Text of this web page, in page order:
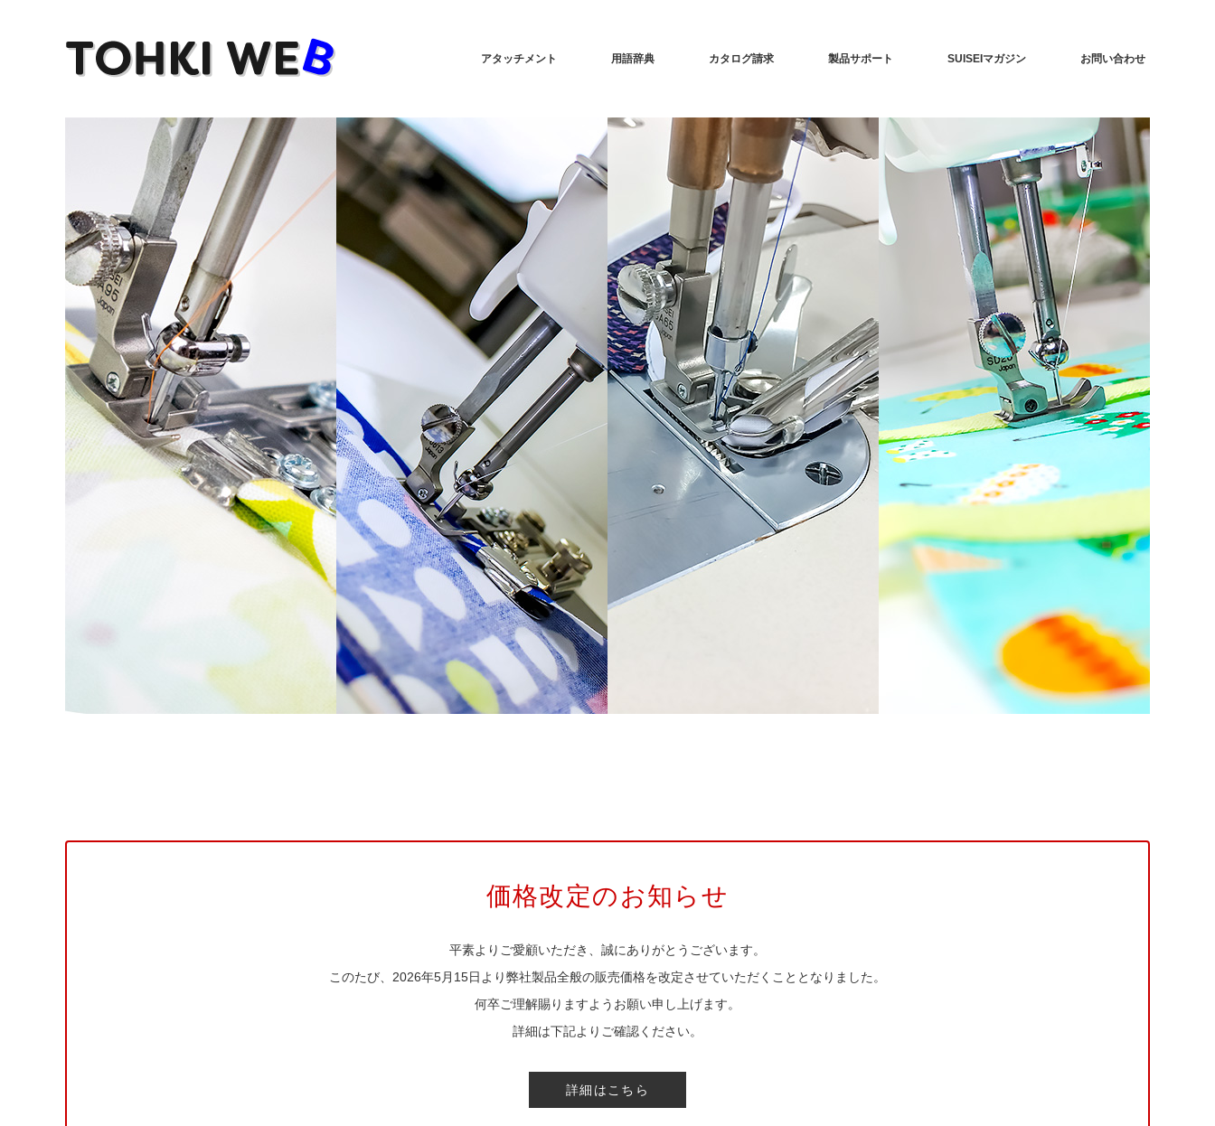
アタッチメント 用語辞典 カタログ請求 製品サポート SUISEIマガジン お問い合わせ
価格改定のお知らせ
平素よりご愛顧いただき、誠にありがとうございます。
このたび、2026年5月15日より弊社製品全般の販売価格を改定させていただくこととなりました。
何卒ご理解賜りますようお願い申し上げます。
詳細は下記よりご確認ください。
詳細はこちら